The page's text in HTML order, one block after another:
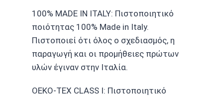
100% MADE IN ITALY: Πιστοποιητικό
ποιότητας 100% Made in Italy.
Πιστοποιεί ότι όλος ο σχεδιασμός, η
παραγωγή και οι προμήθειες πρώτων
υλών έγιναν στην Ιταλία.
OEKO-TEX CLASS I: Πιστοποιητικό